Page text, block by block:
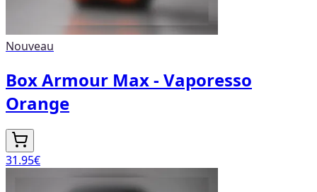
Nouveau
Box Armour Max - Vaporesso
Orange
31.95€